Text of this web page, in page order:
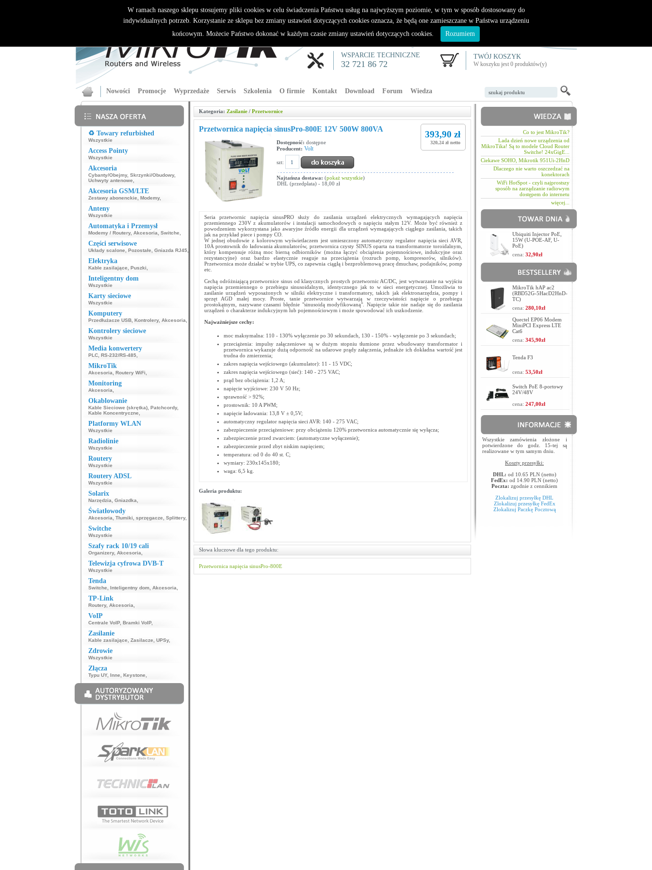
WSPARCIE TECHNICZNE
32 721 86 72
TWÓJ KOSZYK
W koszyku jest 0 produktów(y)
Nowości Promocje Wyprzedaże Serwis Szkolenia O firmie Kontakt Download Forum Wiedza
♻️ Towary refurbished
Wszystkie
Access Pointy
Wszystkie
Akcesoria
Cybanty/Obejmy, Skrzynki/Obudowy,
Uchwyty antenowe
Akcesoria GSM/LTE
Zestawy abonenckie Modemy,
Anteny
Wszystkie
Automatyka i Przemysł
Modemy / Routery, Akcesoria Switche
Części serwisowe
Układy scalone Pozostałe Gniazda RJ45,
Elektryka
Kable zasilające Puszki
Inteligentny dom
Wszystkie
Karty sieciowe
Wszystkie
Komputery
Przedłużacze USB, Kontrolery, Akcesoria
Kontrolery sieciowe
Wszystkie
Media konwertery
PLC, RS-232/RS-485,
MikroTik
Akcesoria Routery WiFi
Monitoring
Akcesoria
Okablowanie
Kable Sieciowe (skrętka), Patchcordy,
Kable Koncentryczne
Platformy WLAN
Wszystkie
Radiolinie
Wszystkie
Routery
Wszystkie
Routery ADSL
Wszystkie
Solarix
Narzędzia Gniazdka
Światłowody
Akcesoria Tłumiki, sprzęgacze Splittery,
Switche
Wszystkie
Szafy rack 10/19 cali
Organizery, Akcesoria
Telewizja cyfrowa DVB-T
Wszystkie
Tenda
Switche Inteligentny dom, Akcesoria
TP-Link
Routery, Akcesoria
VoIP
Centrale VoIP, Bramki VoIP,
Zasilanie
Kable zasilające Zasilacze UPSy,
Zdrowie
Wszystkie
Złącza
Typu UY, Inne Keystone
Kategoria: Zasilanie / Przetwornice
Przetwornica napięcia sinusPro-800E 12V 500W 800VA
393,90 zł
320,24 zł netto
Dostępność: dostępne
Producent: Volt
szt:
Najtańsza dostawa: (pokaż wszystkie)
DHL (przedpłata) - 18,00 zł
Seria przetwornic napięcia sinusPRO służy do zasilania urządzeń elektrycznych wymagających napięcia
przemiennego 230V z akumulatorów i instalacji samochodowych o napięciu stałym 12V. Może być również z
powodzeniem wykorzystana jako awaryjne źródło energii dla urządzeń wymagających ciągłego zasilania, takich
jak na przykład piece i pompy CO.
W jednej obudowie z kolorowym wyświetlaczem jest umieszczony automatyczny regulator napięcia sieci AVR,
10A prostownik do ładowania akumulatorów, przetwornica czysty SINUS oparta na transformatorze toroidalnym,
który kompensuje różną moc bierną odbiorników (można łączyć obciążenia pojemnościowe, indukcyjne oraz
rezystancyjne) oraz bardzo elastycznie reaguje na przeciążenia (rozruch pomp, kompresorów, silników).
Przetwornica może działać w trybie UPS, co zapewnia ciągłą i bezproblemową pracę dmuchaw, podajników, pomp
etc.
Cechą odróżniającą przetwornice sinus od klasycznych prostych przetwornic AC/DC, jest wytwarzanie na wyjściu
napięcia przemiennego o przebiegu sinusoidalnym, identycznego jak to w sieci energetycznej. Umożliwia to
zasilanie urządzeń wyposażonych w silniki elektryczne i transformatory, takich jak elektronarzędzia, pompy i
sprzęt AGD małej mocy. Proste, tanie przetwornice wytwarzają w rzeczywistości napięcie o przebiegu
prostokątnym, nazywane czasami błędnie "sinusoidą modyfikowaną". Napięcie takie nie nadaje się do zasilania
urządzeń o charakterze indukcyjnym lub pojemnościowym i może spowodować ich uszkodzenie.
Najważniejsze cechy:
moc maksymalna: 110 - 130% wyłączenie po 30 sekundach, 130 - 150% - wyłączenie po 3 sekundach;
przeciążenia: impulsy załączeniowe są w dużym stopniu tłumione przez wbudowany transformator i
przetwornica wykazuje dużą odporność na udarowe prądy załączenia, jednakże ich dokładna wartość jest
trudna do zmierzenia;
zakres napięcia wejściowego (akumulator): 11 - 15 VDC;
zakres napięcia wejściowego (sieć): 140 - 275 VAC;
prąd bez obciążenia: 1,2 A;
napięcie wyjściowe: 230 V 50 Hz;
sprawność > 92%;
prostownik: 10 A PWM;
napięcie ładowania: 13,8 V ± 0,5V;
automatyczny regulator napięcia sieci AVR: 140 - 275 VAC;
zabezpieczenie przeciążeniowe: przy obciążeniu 120% przetwornica automatycznie się wyłącza;
zabezpieczenie przed zwarciem: (automatyczne wyłączenie);
zabezpieczenie przed zbyt niskim napięciem;
temperatura: od 0 do 40 st. C;
wymiary: 230x145x180;
waga: 6,5 kg.
Galeria produktu:
Słowa kluczowe dla tego produktu:
Przetwornica napięcia sinusPro-800E
Co to jest MikroTik?
Lada dzień nowe urządzenia od
MikroTika! Są to modele Cloud Router
Switche! 24xGigE...
Ciekawe SOHO, Mikrotik 951Ui-2HnD
Dlaczego nie warto oszczedzać na
konektorach
WiFi HotSpot - czyli najprostszy
sposób na zarządzanie radiowym
dostępem do internetu
więcej...
Ubiquiti Injector PoE,
15W (U-POE-AF, U-
PoE)
cena: 32,90zł
MikroTik hAP ac2
(RBD52G-5HacD2HnD-
TC)
cena: 280,10zł
Quectel EP06 Modem
MiniPCI Express LTE
Cat6
cena: 345,90zł
Tenda F3
cena: 53,50zł
Switch PoE 8-portowy
24V/48V
cena: 247,00zł
Wszystkie zamówienia złożone i
potwierdzone do godz. 15-tej są
realizowane w tym samym dniu.
Koszty przesyłki:
DHL: od 10.65 PLN (netto)
FedEx: od 14.90 PLN (netto)
Poczta: zgodnie z cennikiem
Zlokalizuj przesyłkę DHL
Zlokalizuj przesyłkę FedEx
Zlokalizuj Paczkę Pocztową
W ramach naszego sklepu stosujemy pliki cookies w celu świadczenia Państwu usług na najwyższym poziomie, w tym w sposób dostosowany do
indywidualnych potrzeb. Korzystanie ze sklepu bez zmiany ustawień dotyczących cookies oznacza, że będą one zamieszczane w Państwa urządzeniu
końcowym. Możecie Państwo dokonać w każdym czasie zmiany ustawień dotyczących cookies.
Rozumiem